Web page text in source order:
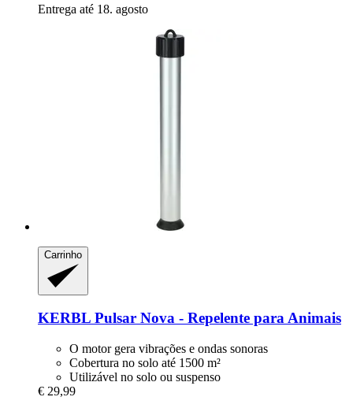
Entrega até 18. agosto
Carrinho
KERBL Pulsar Nova -​ Repelente para Animais
O motor gera vibrações e ondas sonoras
Cobertura no solo até 1500 m²
Utilizável no solo ou suspenso
€ 29,99